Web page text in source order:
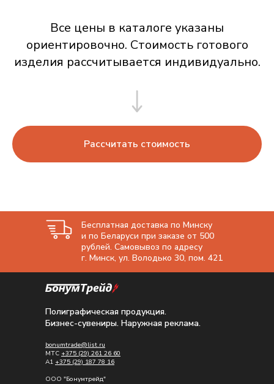
Все цены в каталоге указаны
ориентировочно. Стоимость готового
изделия рассчитывается индивидуально.
Рассчитать стоимость
Бесплатная доставка по Минску
и по Беларуси при заказе от 500
рублей. Самовывоз по адресу
г. Минск, ул. Володько 30, пом. 421
bonumtrade@list.ru
МТС +375 (29) 261 26 60
A1 +375 (29) 187 78 16
ООО "Бонумтрейд"
Полиграфическая продукция.
Бизнес-сувениры. Наружная реклама.